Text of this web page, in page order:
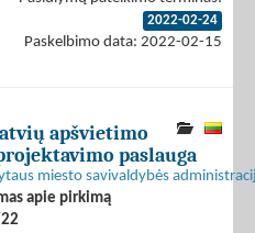
2022-02-24
Paskelbimo data: 2022-02-15
apšvietimo
paslauga
miesto savivaldybės
apie pirkimą